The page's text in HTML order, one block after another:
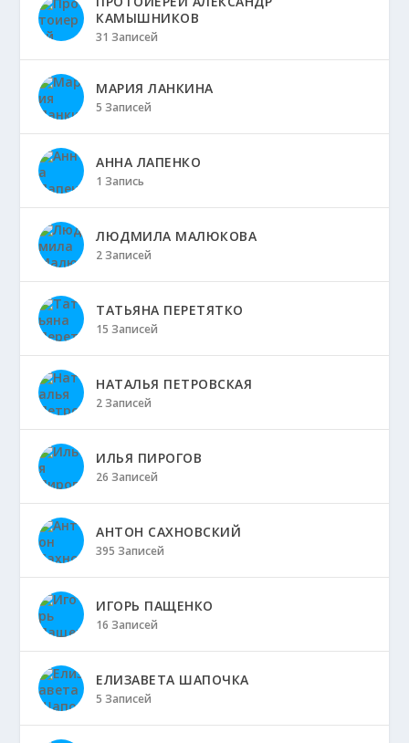
КАМЫШНИКОВ
31 Записей
МАРИЯ ЛАНКИНА
5 Записей
АННА ЛАПЕНКО
1 Запись
ЛЮДМИЛА МАЛЮКОВА
2 Записей
ТАТЬЯНА ПЕРЕТЯТКО
15 Записей
НАТАЛЬЯ ПЕТРОВСКАЯ
2 Записей
ИЛЬЯ ПИРОГОВ
26 Записей
АНТОН САХНОВСКИЙ
395 Записей
ИГОРЬ ПАЩЕНКО
16 Записей
ЕЛИЗАВЕТА ШАПОЧКА
5 Записей